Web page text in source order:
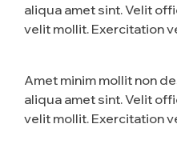
aliqua amet sint. Velit
velit mollit. Exercitation
Amet minim mollit non
aliqua amet sint. Velit
velit mollit. Exercitation